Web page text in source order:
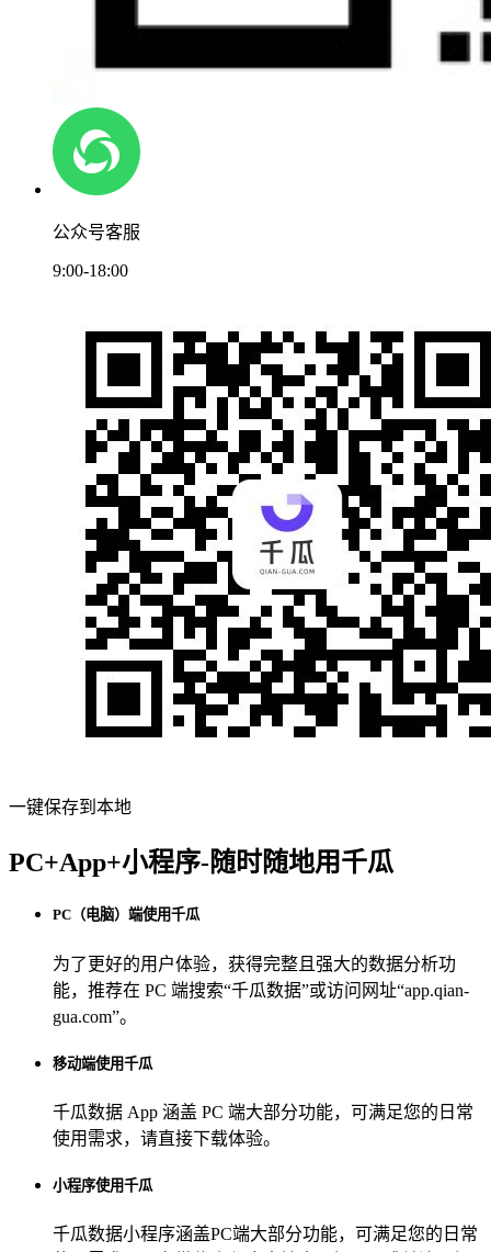
公众号客服
9:00-18:00
一键保存到本地
PC+App+小程序-随时随地用千瓜
PC（电脑）端使用千瓜
为了更好的用户体验，获得完整且强大的数据分析功
能，推荐在 PC 端搜索“千瓜数据”或访问网址“app.qian-
gua.com”。
移动端使用千瓜
千瓜数据 App 涵盖 PC 端大部分功能，可满足您的日常
使用需求，请直接下载体验。
小程序使用千瓜
千瓜数据小程序涵盖PC端大部分功能，可满足您的日常